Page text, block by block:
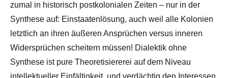
zumal in historisch postkolonialen Zeiten – nur in der
Synthese auf: Einstaatenlösung, auch weil alle Kolonien
letztlich an ihren äußeren Ansprüchen versus inneren
Widersprüchen scheitern müssen! Dialektik ohne
Synthese ist pure Theoretisiererei auf dem Niveau